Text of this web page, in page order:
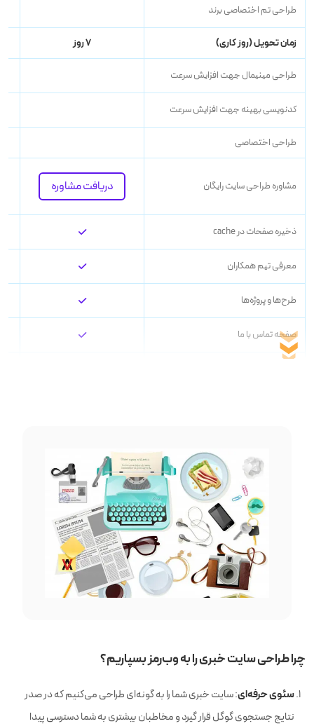
طراحی تم اختصاصی برند
زمان تحویل (روز کاری) ۷ روز
طراحیمینیمالجهت افزایش سرعت
کدنویسی بهینه جهت افزایش سرعت
طراحی اختصاصی
مشاوره طراحی سایت رایگان دریافت مشاوره
ذخيره صفحات در cache
معرفی تیم همکاران
طرح‌ها و پروژه‌ها
صفحه تماس با ما
طراحی بخش اخبار
خودكار حجم صفحات
امکان مدیریت کاربران
سامانه چت آنلاین سایت
صفحه درباره ما و معرفی
چرا طراحی سایت خبری را به وب‌رمز بسپاریم؟
سئوی حرفه‌ای: سایت خبری شما را به گونه‌ای طراحی می‌کنیم که در صدر
نتایج جستجوی گوگل قرار گیرد و مخاطبان بیشتری به شما دسترسی پیدا